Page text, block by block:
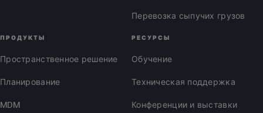
Перевозка сыпучих грузов
ПРОДУКТЫ
Пространственное решение
Планирование
MDM
РЕСУРСЫ
Обучение
Техническая поддержка
Конференции и выставки